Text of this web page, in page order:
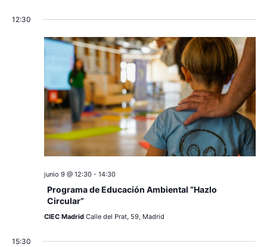
i
s
t
a
s
a
s
d
e
E
v
e
12:30
junio 9 @ 12:30- 14:30
Programa de Educación Ambiental “Hazlo
Circular”
CIEC Madrid Calle del Prat, 59, Madrid
15:30